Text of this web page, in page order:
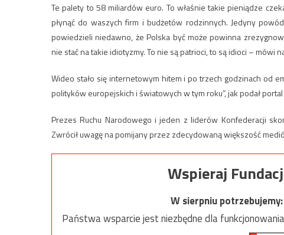
Te palety to 58 miliardów euro. To właśnie takie pieniądze
płynąć do waszych firm i budżetów rodzinnych. Jedyny
powiedzieli niedawno, że Polska być może powinna
nie stać na takie idiotyzmy. To nie są patrioci, to są idioci – mówi
Wideo stało się internetowym hitem i po trzech godzinach od
polityków europejskich i światowych w tym roku”, jak podał
Prezes Ruchu Narodowego i jeden z liderów Konfederacji
Zwrócił uwagę na pomijany przez zdecydowaną większość
Wspieraj
W sierpniu potrzebujemy:
Państwa wsparcie jest niezbędne dla